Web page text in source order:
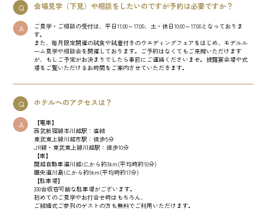
Q 会場見学（下見）や相談をしたいのですが予約は必要ですか？
A
ご見学・ご相談の受付は、平日11:00～17:00、土・休日10:00～17:00となっておりま
す。
また、毎月限定開催の試食や試着付きのウエディングフェアをはじめ、モデルル
ーム見学や相談会を開催しております。ご予約はなくてもご来館いただけます
が、もしご予定がお決まりでしたら事前にご連絡くださいませ。披露宴会場や式
場をご覧いただけるお時間をご案内させていただきます。
Q ホテルへのアクセスは？
A
【電車】
西武新宿線本川越駅：直結
東武東上線川越市駅：徒歩5分
JR線・東武東上線川越駅：徒歩10分
【車】
関越自動車道川越I.C.から約3km(平均時約10分)
圏央道川島I.C.から約9km(平均時約17分)
【駐車場】
330台収容可能な駐車場がございます。
初めてのご見学やお打合せ時はもちろん、
ご結婚式ご参列のゲストの方も無料でご利用いただけます。